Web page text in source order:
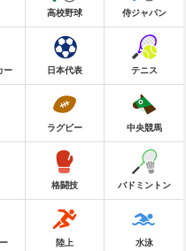
高校野球 侍ジャパン
ー 日本代表 テニス
ラグビー 中央競馬
格闘技 バドミントン
陸上 水泳